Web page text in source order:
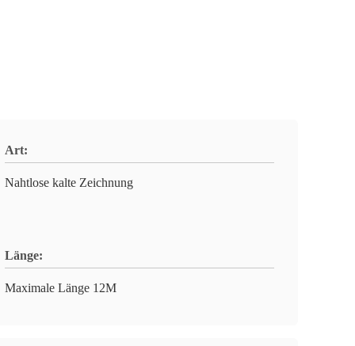
Art:
Nahtlose kalte Zeichnung
Länge:
Maximale Länge 12M